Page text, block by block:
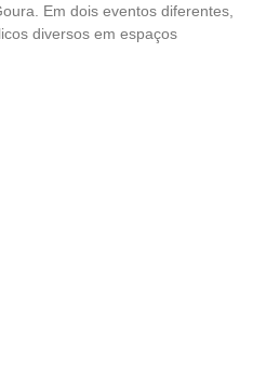
Em dois eventos diferentes,
diversos em espaços